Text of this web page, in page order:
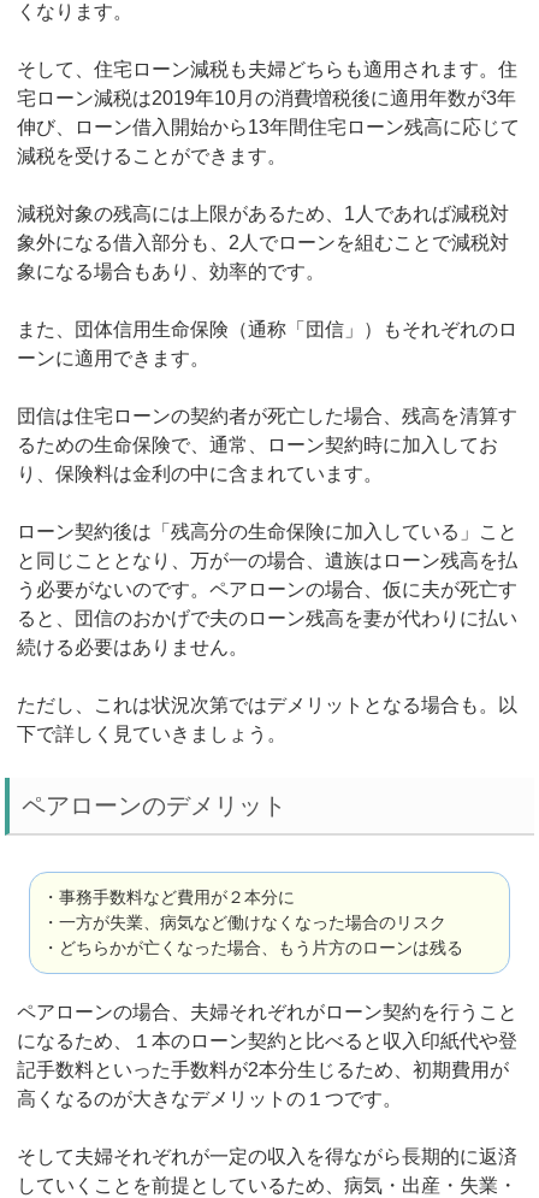
くなります。
そして、住宅ローン減税も夫婦どちらも適用されます。住
宅ローン減税は2019年10月の消費増税後に適用年数が3年
伸び、ローン借入開始から13年間住宅ローン残高に応じて
減税を受けることができます。
減税対象の残高には上限があるため、1人であれば減税対
象外になる借入部分も、2人でローンを組むことで減税対
象になる場合もあり、効率的です。
また、団体信用生命保険（通称「団信」）もそれぞれのロ
ーンに適用できます。
団信は住宅ローンの契約者が死亡した場合、残高を清算す
るための生命保険で、通常、ローン契約時に加入してお
り、保険料は金利の中に含まれています。
ローン契約後は「残高分の生命保険に加入している」こと
と同じこととなり、万が一の場合、遺族はローン残高を払
う必要がないのです。ペアローンの場合、仮に夫が死亡す
ると、団信のおかげで夫のローン残高を妻が代わりに払い
続ける必要はありません。
ただし、これは状況次第ではデメリットとなる場合も。以
下で詳しく見ていきましょう。
ペアローンのデメリット
・事務手数料など費用が２本分に
・一方が失業、病気など働けなくなった場合のリスク
・どちらかが亡くなった場合、もう片方のローンは残る
ペアローンの場合、夫婦それぞれがローン契約を行うこと
になるため、１本のローン契約と比べると収入印紙代や登
記手数料といった手数料が2本分生じるため、初期費用が
高くなるのが大きなデメリットの１つです。
そして夫婦それぞれが一定の収入を得ながら長期的に返済
していくことを前提としているため、病気・出産・失業・